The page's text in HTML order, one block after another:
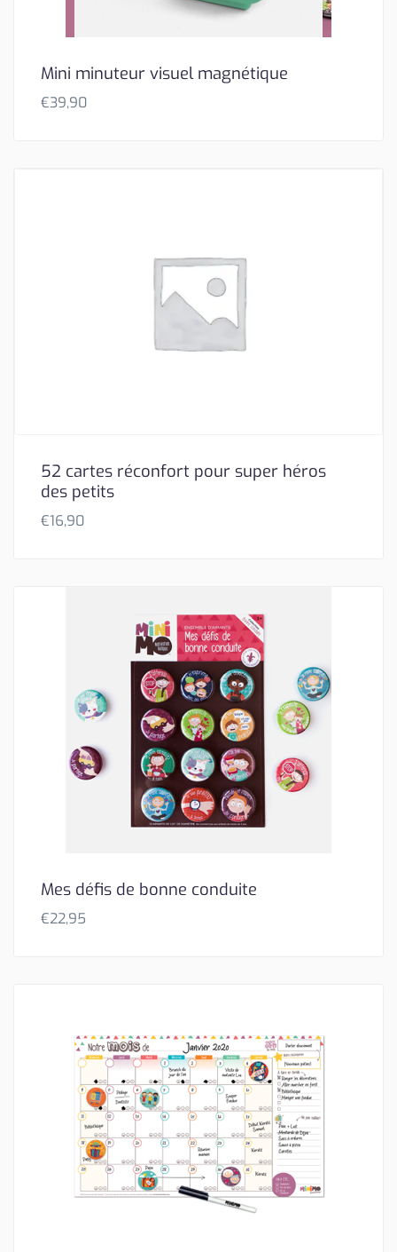
Mini minuteur visuel magnétique
€39,90
52 cartes réconfort pour super héros
des petits
€16,90
Mes défis de bonne conduite
€22,95